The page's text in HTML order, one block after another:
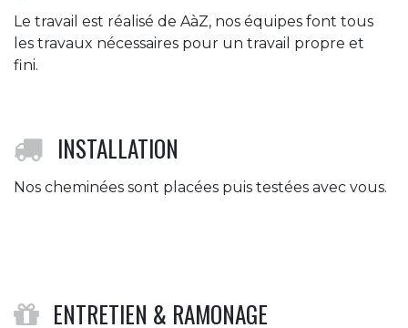
Le travail est réalisé de AàZ, nos équipes font tous
les travaux nécessaires pour un travail propre et
fini.
INSTALLATION
Nos cheminées sont placées puis testées avec vous.
ENTRETIEN & RAMONAGE